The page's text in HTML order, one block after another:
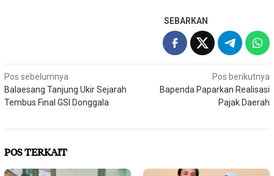
SEBARKAN
Navigasi
pos
Pos sebelumnya
Balaesang Tanjung Ukir Sejarah
Tembus Final GSI Donggala
Pos berikutnya
Bapenda Paparkan Realisasi
Pajak Daerah
POS TERKAIT